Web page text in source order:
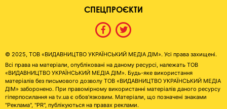
СПЕЦПРОЄКТИ
© 2025, ТОВ «ВИДАВНИЦТВО УКРАЇНСЬКИЙ МЕДІА ДІМ». Усі права захищені.
Всі права на матеріали, опубліковані на даному ресурсі, належать ТОВ
«ВИДАВНИЦТВО УКРАЇНСЬКИЙ МЕДІА ДІМ». Будь-яке використання
матеріалів без письмового дозволу ТОВ «ВИДАВНИЦТВО УКРАЇНСЬКИЙ МЕДІА
ДІМ» заборонено. При правомірному використанні матеріалів даного ресурсу
гіперпосилання на tv.ua є обов'язковим. Матеріали, що позначені знаками
"Реклама", "PR", публікуються на правах реклами.